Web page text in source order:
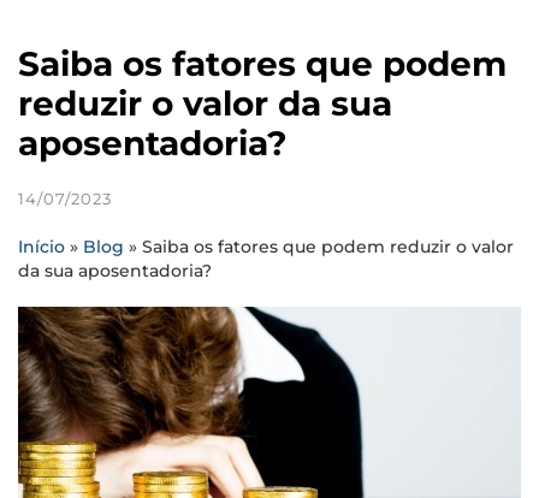
Saiba os fatores que podem
reduzir o valor da sua
aposentadoria?
14/07/2023
Início » Blog » Saiba os fatores que podem reduzir o valor
da sua aposentadoria?